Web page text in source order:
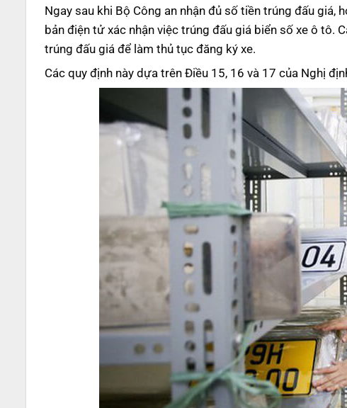
Ngay sau khi Bộ Công an nhận đủ số tiền trúng đấu
bản điện tử xác nhận việc trúng đấu giá biển số xe ô
trúng đấu giá để làm thủ tục đăng ký xe.
Các quy định này dựa trên Điều 15, 16 và 17 của Nghị